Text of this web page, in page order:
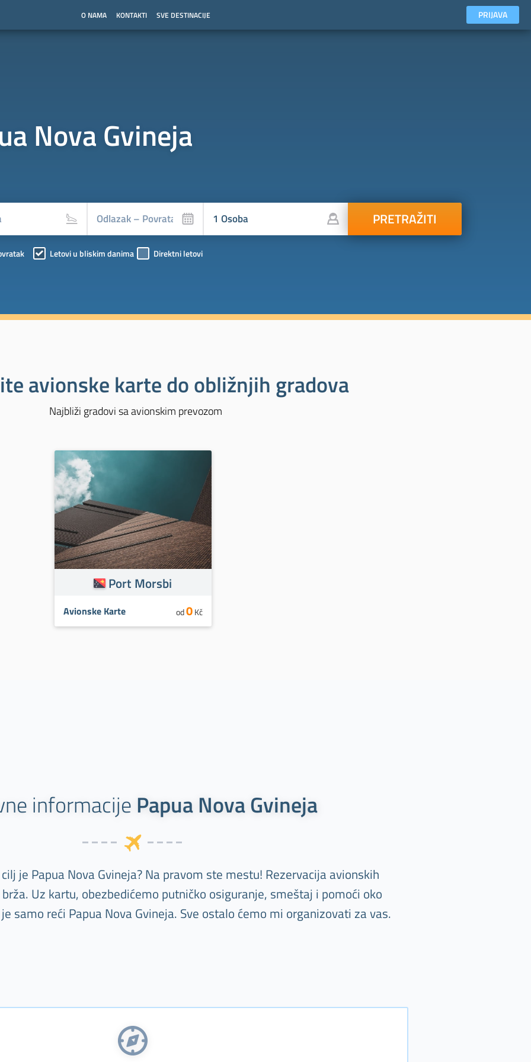
O NAMA KONTAKTI SVE DESTINACIJE PRIJAVA
Nova Gvineja
PRETRAŽITI
Letovi u bliskim danima Direktni letovi
avionske karte do obližnjih gradova
Najbliži gradovi sa avionskim prevozom
Port Morsbi
Avionske Karte od0Kč
informacije Papua Nova Gvineja
je Papua Nova Gvineja? Na pravom ste mestu! Rezervacija avionskih
Uz kartu, obezbedićemo putničko osiguranje, smeštaj i pomoći oko
samo reći Papua Nova Gvineja. Sve ostalo ćemo mi organizovati za vas.